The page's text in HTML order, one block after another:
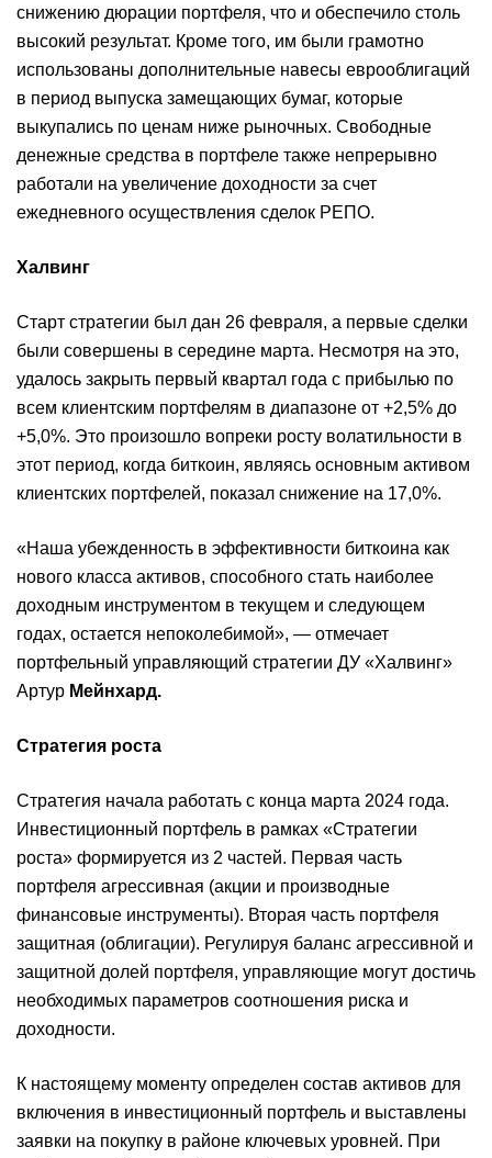
снижению дюрации портфеля, что и обеспечило столь
высокий результат. Кроме того, им были грамотно
использованы дополнительные навесы еврооблигаций
в период выпуска замещающих бумаг, которые
выкупались по ценам ниже рыночных. Свободные
денежные средства в портфеле также непрерывно
работали на увеличение доходности за счет
ежедневного осуществления сделок РЕПО.
Халвинг
Старт стратегии был дан 26 февраля, а первые сделки
были совершены в середине марта. Несмотря на это,
удалось закрыть первый квартал года с прибылью по
всем клиентским портфелям в диапазоне от +2,5% до
+5,0%. Это произошло вопреки росту волатильности в
этот период, когда биткоин, являясь основным активом
клиентских портфелей, показал снижение на 17,0%.
«Наша убежденность в эффективности биткоина как
нового класса активов, способного стать наиболее
доходным инструментом в текущем и следующем
годах, остается непоколебимой», — отмечает
портфельный управляющий стратегии ДУ «Халвинг»
Артур Мейнхард.
Стратегия роста
Стратегия начала работать с конца марта 2024 года.
Инвестиционный портфель в рамках «Стратегии
роста» формируется из 2 частей. Первая часть
портфеля агрессивная (акции и производные
финансовые инструменты). Вторая часть портфеля
защитная (облигации). Регулируя баланс агрессивной и
защитной долей портфеля, управляющие могут достичь
необходимых параметров соотношения риска и
доходности.
К настоящему моменту определен состав активов для
включения в инвестиционный портфель и выставлены
заявки на покупку в районе ключевых уровней. При